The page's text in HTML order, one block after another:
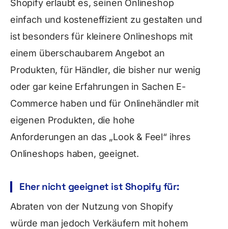
Shopify erlaubt es, seinen Onlineshop
einfach und kosteneffizient zu gestalten und
ist besonders für kleinere Onlineshops mit
einem überschaubarem Angebot an
Produkten, für Händler, die bisher nur wenig
oder gar keine Erfahrungen in Sachen E-
Commerce haben und für Onlinehändler mit
eigenen Produkten, die hohe
Anforderungen an das „Look & Feel“ ihres
Onlineshops haben, geeignet.
Eher nicht geeignet ist Shopify für:
Abraten von der Nutzung von Shopify
würde man jedoch Verkäufern mit hohem